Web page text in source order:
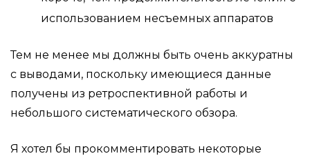
использованием несъемных аппаратов
Тем не менее мы должны быть очень аккуратны
с выводами, поскольку имеющиеся данные
получены из ретроспективной работы и
небольшого систематического обзора.
Я хотел бы прокомментировать некоторые